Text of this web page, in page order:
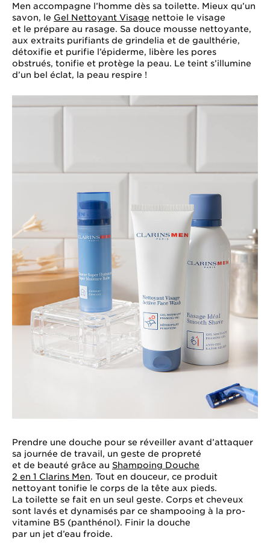
Men accompagne l’homme dès sa toilette. Mieux qu’un
savon, le Gel Nettoyant Visage nettoie le visage
et le prépare au rasage. Sa douce mousse nettoyante,
aux extraits purifiants de grindelia et de gaulthérie,
détoxifie et purifie l’épiderme, libère les pores
obstrués, tonifie et protège la peau. Le teint s’illumine
d’un bel éclat, la peau respire !
Prendre une douche pour se réveiller avant d’attaquer
sa journée de travail, un geste de propreté
et de beauté grâce au Shampoing Douche
2 en 1 Clarins Men. Tout en douceur, ce produit
nettoyant tonifie le corps de la tête aux pieds.
La toilette se fait en un seul geste. Corps et cheveux
sont lavés et dynamisés par ce shampooing à la pro-
vitamine B5 (panthénol). Finir la douche
par un jet d’eau froide.